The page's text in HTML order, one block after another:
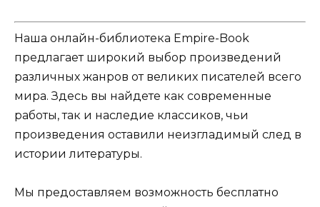
Наша онлайн-библиотека Empire-Book
предлагает широкий выбор произведений
различных жанров от великих писателей всего
мира. Здесь вы найдете как современные
работы, так и наследие классиков, чьи
произведения оставили неизгладимый след в
истории литературы.
Мы предоставляем возможность бесплатно